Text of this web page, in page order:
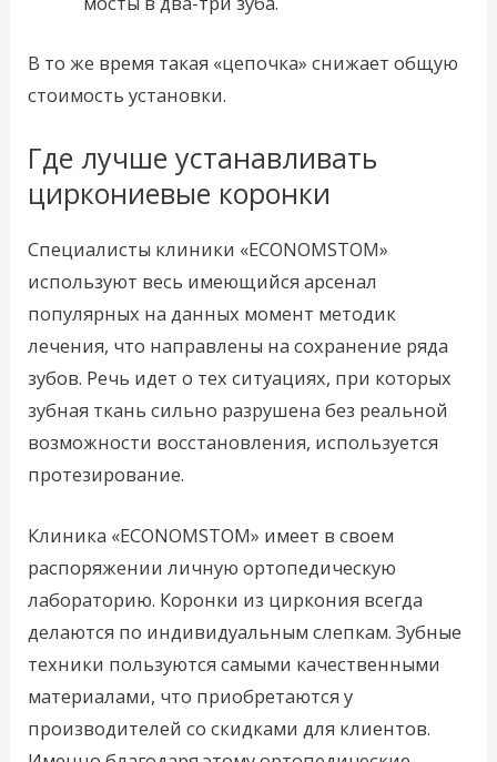
В то же время такая «цепочка» снижает общую
стоимость установки.
Где лучше устанавливать
циркониевые коронки
Специалисты клиники «ECONOMSTOM»
используют весь имеющийся арсенал
популярных на данных момент методик
лечения, что направлены на сохранение ряда
зубов. Речь идет о тех ситуациях, при которых
зубная ткань сильно разрушена без реальной
возможности восстановления, используется
протезирование.
Клиника «ECONOMSTOM» имеет в своем
распоряжении личную ортопедическую
лабораторию. Коронки из циркония всегда
делаются по индивидуальным слепкам. Зубные
техники пользуются самыми качественными
материалами, что приобретаются у
производителей со скидками для клиентов.